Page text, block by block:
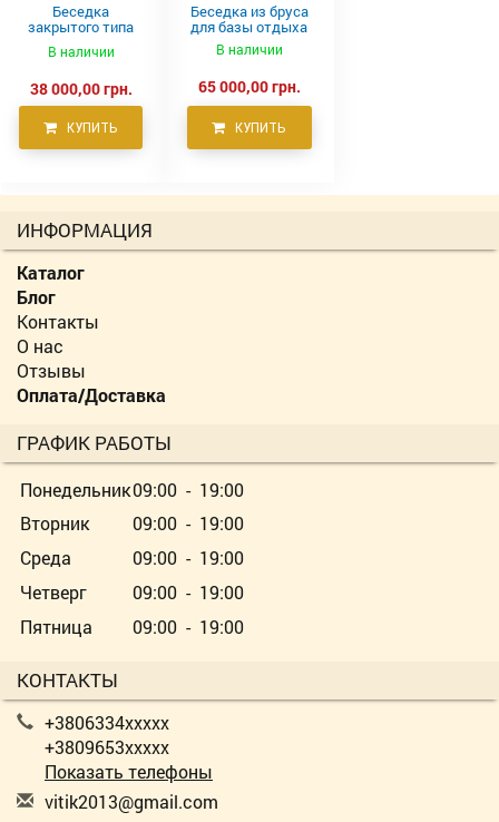
Беседка
закрытого типа
из вагонки
В наличии
38 000,00 грн.
КУПИТЬ
Беседка из бруса
для базы отдыха
В наличии
65 000,00 грн.
КУПИТЬ
ИНФОРМАЦИЯ
Каталог
Блог
Контакты
О нас
Отзывы
Оплата/Доставка
ГРАФИК РАБОТЫ
Понедельник09:00 - 19:00
Вторник
09:00 - 19:00
Среда
09:00 - 19:00
Четверг
09:00 - 19:00
Пятница
09:00 - 19:00
КОНТАКТЫ
+3806334xxxxx
+3809653xxxxx
Показать телефоны
vitik2013@gmail.com